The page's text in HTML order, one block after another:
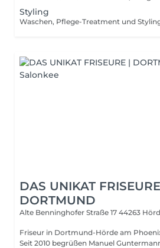
Styling
DAS UNIKAT
DORTMUND
Alte Benninghofer Straße 17 44263
Friseur in Dortmund-Hörde am Phoenixsee Damen &
Seit 2010 begrüßen Manuel